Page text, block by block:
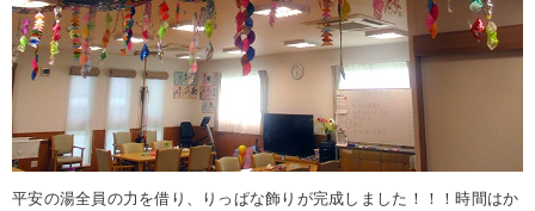
平安の湯全員の力を借り、りっぱな飾りが完成しました！！！時間はか